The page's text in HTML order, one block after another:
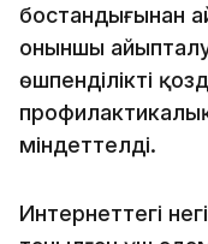
бостандығынан
оныншы
өшпенділікті
міндеттелді.
Интернеттегі